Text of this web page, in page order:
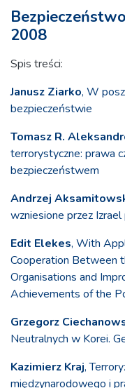
2008
Spis treści:
Janusz Ziarko, W
bezpieczeństwie
Tomasz R.
terrorystyczne: prawa
bezpieczeństwem
Andrzej
wzniesione przez
Edit Elekes, With
Cooperation Between
Organisations and
Achievements of the
Grzegorz
Neutralnych w Korei.
Kazimierz Kraj,
międzynarodowego i